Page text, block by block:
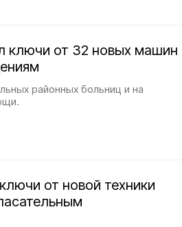
ключи от 32 новых машин
районных больниц и на
от новой техники